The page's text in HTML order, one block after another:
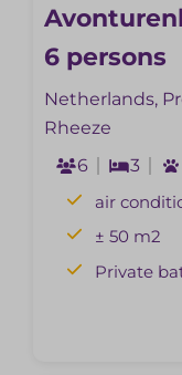
6 persons
Netherlands,
Rheeze
6
3
air
± 50 m2
Private